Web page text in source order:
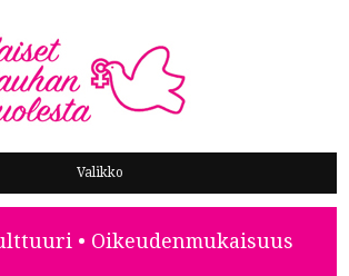
PUOLESTA
Valikko
• Oikeudenmukaisuus